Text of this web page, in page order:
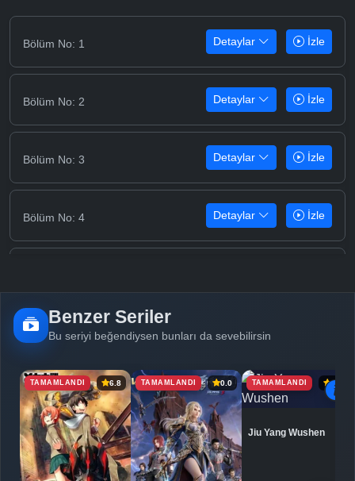
Bölüm No: 1 Detaylar İzle
Bölüm No: 2 Detaylar İzle
Bölüm No: 3 Detaylar İzle
Bölüm No: 4 Detaylar İzle
Bölüm No: 6 Detaylar
Bölüm No: 7 Detaylar İzle
Bölüm No: 8 Detaylar
Benzer Seriler
Bu seriyi beğendiysen bunları da sevebilirsin
TAMAMLANDI 6.8 TAMAMLANDI 0.0 TAMAMLANDI 6.9
Jiu Yang Wushen